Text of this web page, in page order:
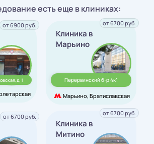
есть еще в клиниках:
1
от 6900 руб.
Клиника в
Марьино
Перервинский б-р 4к1
Марьино, Братиславская
от 6700 руб.
от 6700 руб.
Клиника в
Митино
от 6700 руб.